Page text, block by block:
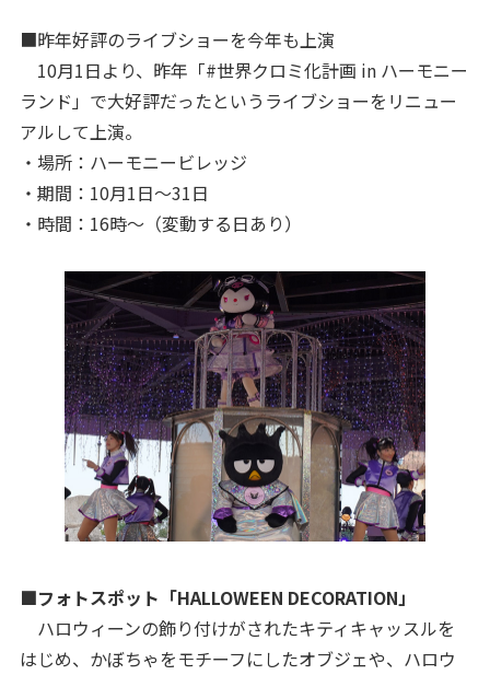
■昨年好評のライブショーを今年も上演
10月1日より、昨年「#世界クロミ化計画 in ハーモニー
ランド」で大好評だったというライブショーをリニュー
アルして上演。
・場所：ハーモニービレッジ
・期間：10月1日～31日
・時間：16時〜（変動する日あり）
■フォトスポット「HALLOWEEN DECORATION」
ハロウィーンの飾り付けがされたキティキャッスルを
はじめ、かぼちゃをモチーフにしたオブジェや、ハロウ